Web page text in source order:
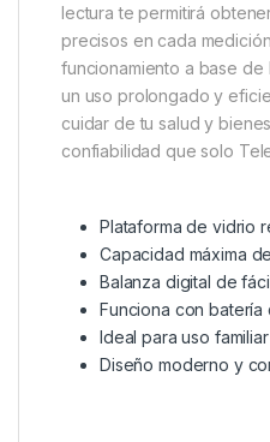
lectura te permitirá
precisos en cada
funcionamiento a base de
un uso prolongado y
cuidar de tu salud y
confiabilidad que solo
Plataforma de vidrio
Capacidad máxima
Balanza digital de
Funciona con batería
Ideal para uso
Diseño moderno y